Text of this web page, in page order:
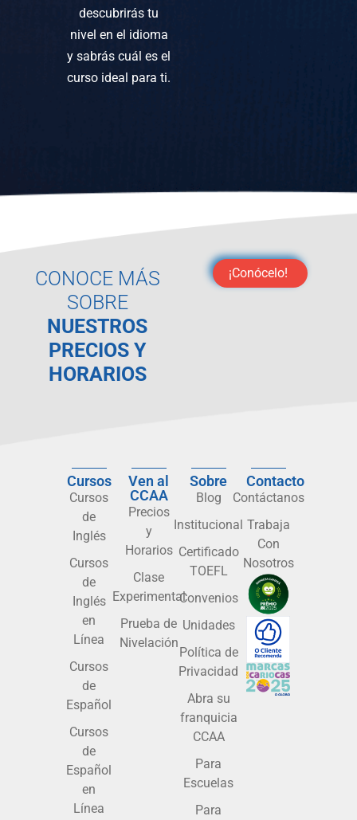
descubrirás tu
nivel en el idioma
y sabrás cuál es el
curso ideal para ti.
CONOCE MÁS
SOBRE
NUESTROS
PRECIOS Y
HORARIOS
¡Conócelo!
Cursos
Cursos
de
Inglés
Cursos
de
Inglés
en
Línea
Cursos
de
Español
Cursos
de
Español
en
Línea
Ven al
CCAA
Precios
y
Horarios
Clase
Experimental
Prueba de
Nivelación
Sobre
Blog
Institucional
Certificado
TOEFL
Convenios
Unidades
Política de
Privacidad
Abra su
franquicia
CCAA
Para
Escuelas
Para
Contacto
Contáctanos
Trabaja
Con
Nosotros